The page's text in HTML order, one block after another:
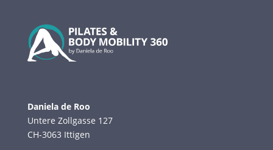
Daniela de Roo
Untere Zollgasse 127
CH-3063 Ittigen